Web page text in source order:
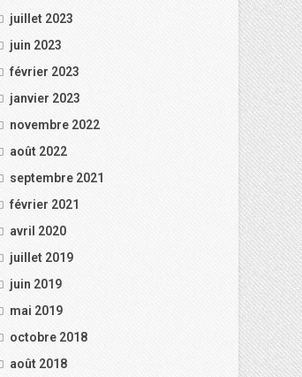
juillet 2023
juin 2023
février 2023
janvier 2023
novembre 2022
août 2022
septembre 2021
février 2021
avril 2020
juillet 2019
juin 2019
mai 2019
octobre 2018
août 2018